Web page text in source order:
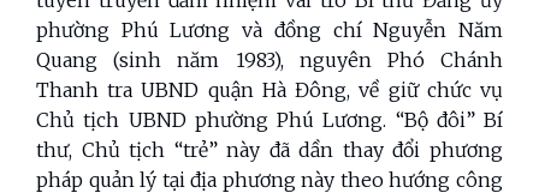
phường Phú Lương và đồng chí Nguyễn Năm
Quang (sinh năm 1983), nguyên Phó Chánh
Thanh tra UBND quận Hà Đông, về giữ chức vụ
Chủ tịch UBND phường Phú Lương. “Bộ đôi” Bí
thư, Chủ tịch “trẻ” này đã dần thay đổi phương
pháp quản lý tại địa phương này theo hướng công